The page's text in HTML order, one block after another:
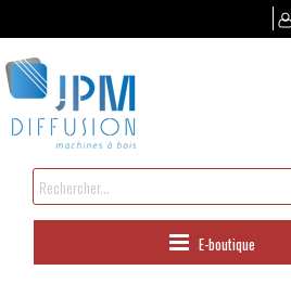
au
contenu
E-boutique